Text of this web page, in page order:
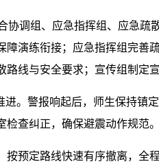
协调组、应急指挥组、应急
障演练衔接；应急指挥组完
线与安全要求；宣传组制定
。警报响起后，师生保持镇
查纠正，确保避震动作规范。
按预定路线快速有序撤离，